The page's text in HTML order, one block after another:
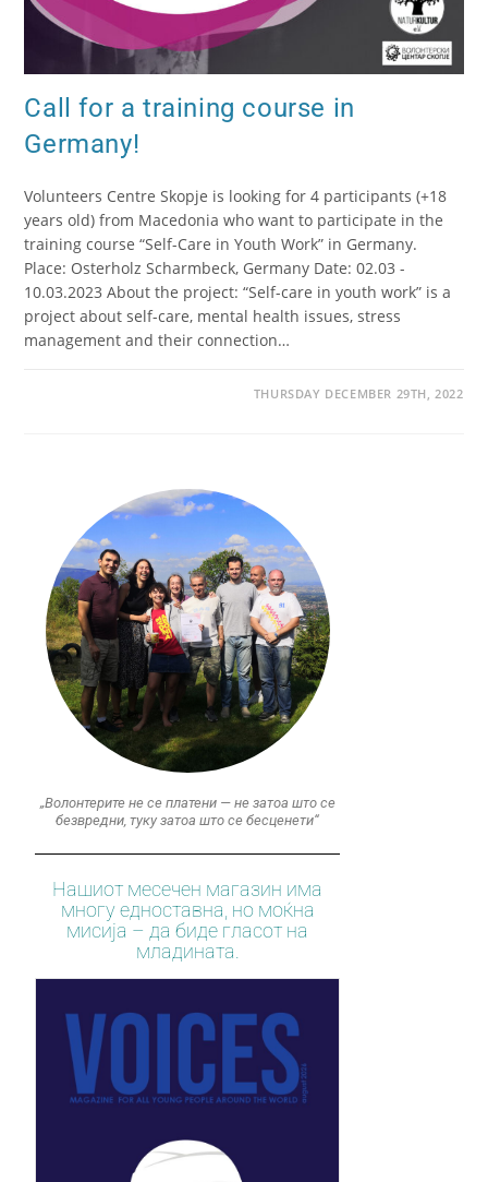
Call for a training course in
Germany!
Volunteers Centre Skopje is looking for 4 participants (+18
years old) from Macedonia who want to participate in the
training course “Self-Care in Youth Work” in Germany.
Place: Osterholz Scharmbeck, Germany Date: 02.03 -
10.03.2023 About the project: “Self-care in youth work” is a
project about self-care, mental health issues, stress
management and their connection…
THURSDAY DECEMBER 29TH, 2022
„Волонтерите не се платени — не затоа што се
безвредни, туку затоа што се бесценети“
Нашиот месечен магазин има
многу едноставна, но моќна
мисија – да биде гласот на
младината.